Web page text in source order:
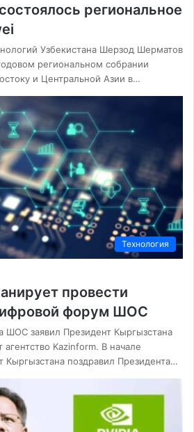
региональное
Узбекистана Шерзод Шерматов
региональном собрании
и Центральной Азии в…
Технология
провести
форум ШОС
ШОС заявил Президент Кыргызстана
Kazinform. В начале
Кыргызстана поздравил Президента…